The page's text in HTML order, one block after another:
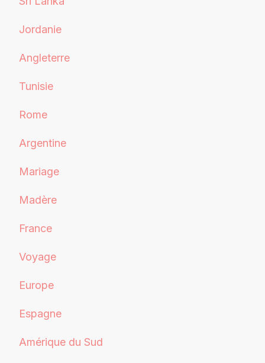
Jordanie
Angleterre
Tunisie
Rome
Argentine
Mariage
Madère
France
Voyage
Europe
Espagne
Amérique du Sud